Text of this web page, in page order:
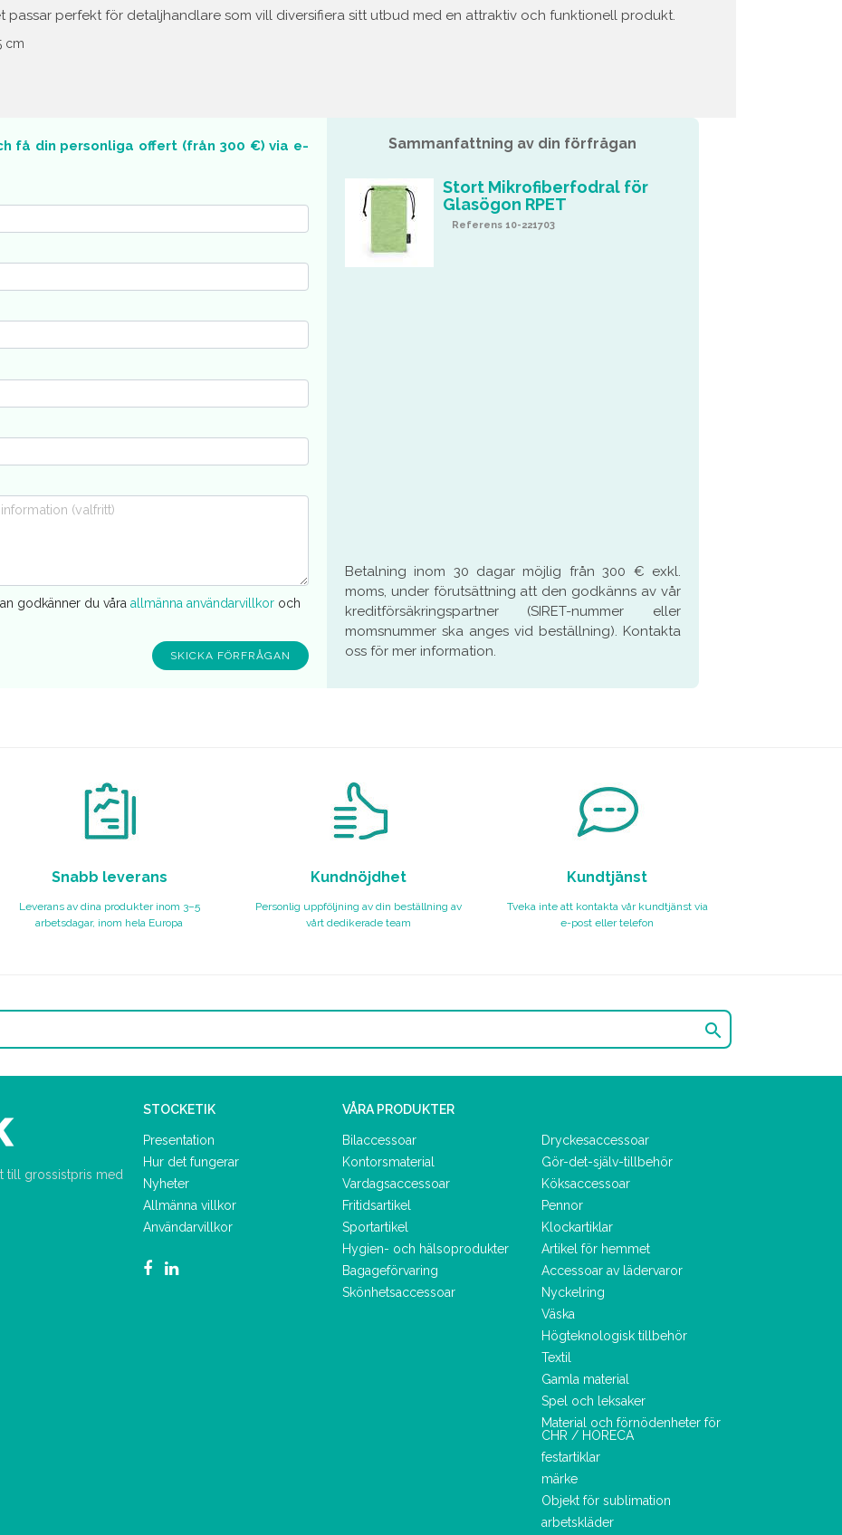
passar perfekt för detaljhandlare som vill diversifiera sitt utbud med en attraktiv och funktionell produkt.
cm
få din personliga offert (från 300 €) via e-
godkänner du våraallmänna användarvillkor och
Sammanfattning av din förfrågan
Stort Mikrofiberfodral för
Glasögon RPET
Referens 10-221703
Betalning inom 30 dagar möjlig från 300 € exkl.
moms, under förutsättning att den godkänns av vår
kreditförsäkringspartner (SIRET-nummer eller
momsnummer ska anges vid beställning). Kontakta
oss för mer information.
Snabb leverans
Leverans av dina produkter inom 3–5
arbetsdagar, inom hela Europa
Kundnöjdhet
Personlig uppföljning av din beställning av
vårt dedikerade team
Kundtjänst
Tveka inte att kontakta vår kundtjänst via
e-post eller telefon

till grossistpris med
STOCKETIK
Presentation
Hur det fungerar
Nyheter
Allmänna villkor
Användarvillkor
VÅRA PRODUKTER
Bilaccessoar
Kontorsmaterial
Vardagsaccessoar
Fritidsartikel
Sportartikel
Hygien- och hälsoprodukter
Bagageförvaring
Skönhetsaccessoar
Dryckesaccessoar
Gör-det-själv-tillbehör
Köksaccessoar
Pennor
Klockartiklar
Artikel för hemmet
Accessoar av lädervaror
Nyckelring
Väska
Högteknologisk tillbehör
Textil
Gamla material
Spel och leksaker
Material och förnödenheter för
CHR / HORECA
festartiklar
märke
Objekt för sublimation
arbetskläder